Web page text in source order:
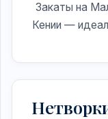
Закаты на
Кении —